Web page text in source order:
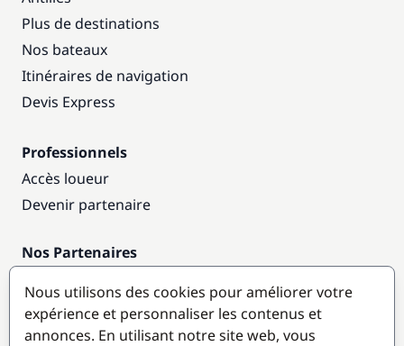
Plus de destinations
Nos bateaux
Itinéraires de navigation
Devis Express
Professionnels
Accès loueur
Devenir partenaire
Nos Partenaires
Destinations populaires
Nous utilisons des cookies pour améliorer votre
expérience et personnaliser les contenus et
annonces. En utilisant notre site web, vous